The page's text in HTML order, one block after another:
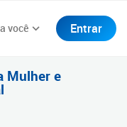
você Entrar
Mulher e